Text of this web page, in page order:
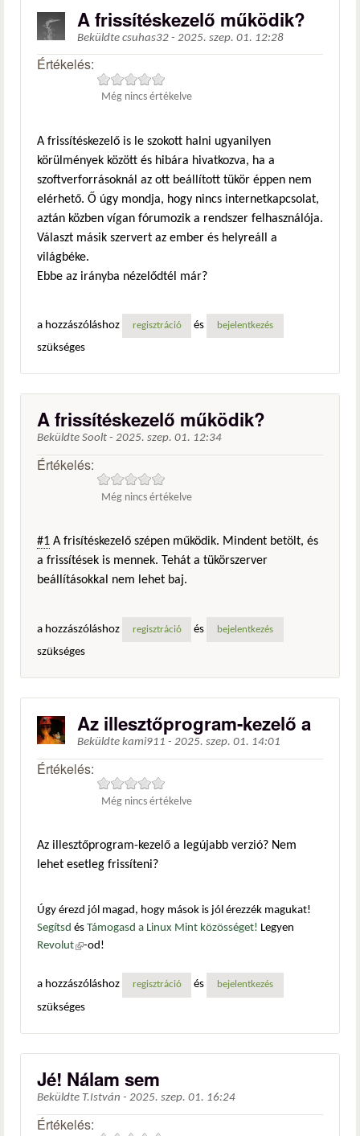
A frissítéskezelő működik?
Beküldte csuhas32 - 2025. szep. 01. 12:28
Értékelés:
Még nincs értékelve
A frissítéskezelő is le szokott halni ugyanilyen
körülmények között és hibára hivatkozva, ha a
szoftverforrásoknál az ott beállított tükör éppen nem
elérhető. Ő úgy mondja, hogy nincs internetkapcsolat,
aztán közben vígan fórumozik a rendszer felhasználója.
Választ másik szervert az ember és helyreáll a
világbéke.
Ebbe az irányba nézelődtél már?
a hozzászóláshoz regisztráció és bejelentkezés
szükséges
A frissítéskezelő működik?
Beküldte Soolt - 2025. szep. 01. 12:34
Értékelés:
Még nincs értékelve
#1 A frisítéskezelő szépen működik. Mindent betölt, és
a frissítések is mennek. Tehát a tükörszerver
beállításokkal nem lehet baj.
a hozzászóláshoz regisztráció és bejelentkezés
szükséges
Az illesztőprogram-kezelő a
Beküldte kami911 - 2025. szep. 01. 14:01
Értékelés:
Még nincs értékelve
Az illesztőprogram-kezelő a legújabb verzió? Nem
lehet esetleg frissíteni?
Úgy érezd jól magad, hogy mások is jól érezzék magukat!
Segítsd és Támogasd a Linux Mint közösséget! Legyen
Revolut(külső hivatkozás)
-od!
a hozzászóláshoz regisztráció és bejelentkezés
szükséges
Jé! Nálam sem
Beküldte T.István - 2025. szep. 01. 16:24
Értékelés: